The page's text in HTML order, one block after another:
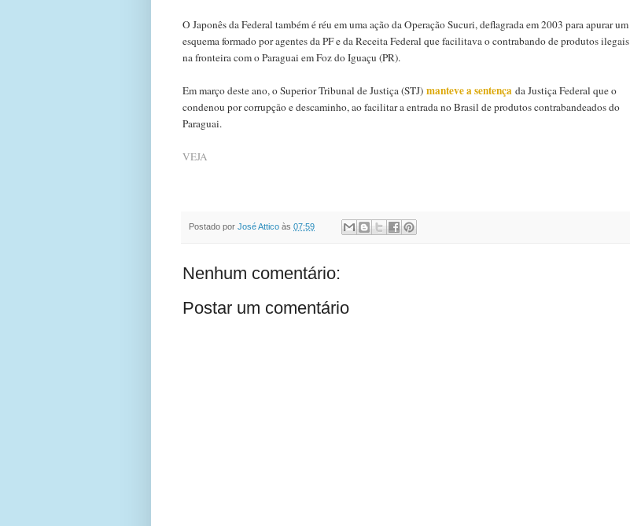
O Japonês da Federal também é réu em uma ação da Operação Sucuri, deflagrada em 2003 para apurar um
esquema formado por agentes da PF e da Receita Federal que facilitava o contrabando de produtos ilegais
na fronteira com o Paraguai em Foz do Iguaçu (PR).
Em março deste ano, o Superior Tribunal de Justiça (STJ) manteve a sentença da Justiça Federal que o
condenou por corrupção e descaminho, ao facilitar a entrada no Brasil de produtos contrabandeados do
Paraguai.
VEJA
Postado por José Attico às 07:59
Nenhum comentário:
Postar um comentário